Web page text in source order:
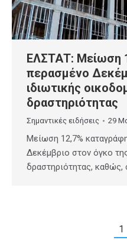
ΕΛΣΤΑΤ: Μείωση
περασμένο
ιδιωτικής
δραστηριότητας
Σημαντικές ειδήσεις 29
Μείωση 12,7%
Δεκέμβριο στον όγκο
δραστηριότητας,
1